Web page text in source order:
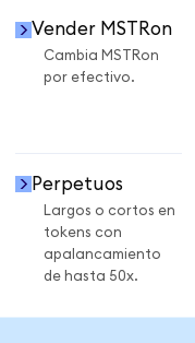
Vender MSTRon
Cambia MSTRon
por efectivo.
Perpetuos
Largos o cortos en
tokens con
apalancamiento
de hasta 50x.